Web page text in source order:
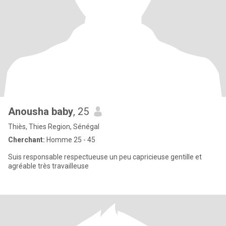
Anousha baby, 25
Thiès, Thies Region, Sénégal
Cherchant: Homme 25 - 45
Suis responsable respectueuse un peu capricieuse gentille et
agréable très travailleuse